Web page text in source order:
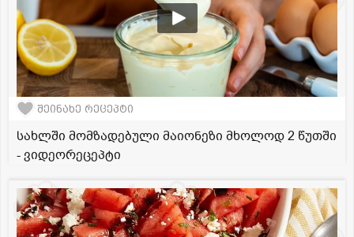
შეინახე რეცეპტი
სახლში მომზადებული მაიონეზი მხოლოდ 2 წუთში
- ვიდეორეცეპტი